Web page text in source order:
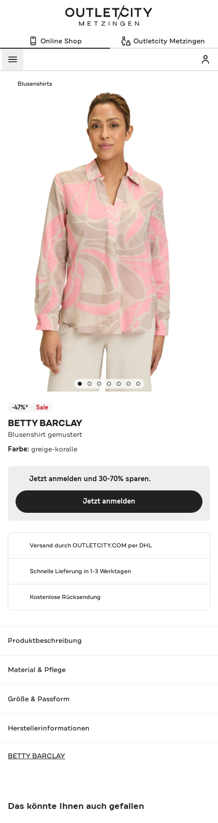
Online Shop Outletcity Metzingen
Menü
Blusenshirts
-47%* Sale
BETTY BARCLAY
Blusenshirt gemustert
Farbe: greige-koralle
Jetzt anmelden und 30-70% sparen.
Jetzt anmelden
Versand durchOUTLETCITY.COM per DHL
Schnelle Lieferung in 1-3 Werktagen
Kostenlose Rücksendung
Produktbeschreibung
Material & Pflege
Größe & Passform
Herstellerinformationen
BETTY BARCLAY
Das könnte Ihnen auch gefallen